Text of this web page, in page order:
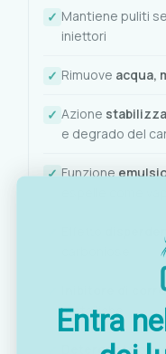
Mantiene puliti
iniettori
Rimuove acqua,
Azione
e degrado del
Funzione
Inibitore di
metalliche
Detergenteper
Entra